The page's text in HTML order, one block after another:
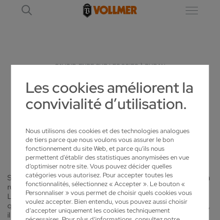
Les cookies améliorent la
convivialité d’utilisation.
Nous utilisons des cookies et des technologies analogues
de tiers parce que nous voulons vous assurer le bon
fonctionnement du site Web, et parce qu’ils nous
permettent d'établir des statistiques anonymisées en vue
d’optimiser notre site. Vous pouvez décider quelles
catégories vous autorisez. Pour accepter toutes les
fonctionnalités, sélectionnez « Accepter ». Le bouton «
Personnaliser » vous permet de choisir quels cookies vous
voulez accepter. Bien entendu, vous pouvez aussi choisir
d’accepter uniquement les cookies techniquement
SAVOIR-FAIRE SUR LES SCIES À RUBAN
AFFÛTAGE, USINAGE ET ENTRETIEN
SAVOIR-FAIRE SUR LES SCIES À RUBAN
Seuls un affûtage et un entretien professionnels font des scies à
ruban des outils productifs et efficaces dans la durée.
L'entretien et le traitement de vos scies à ruban influence leur
qualité de coupe. Pour obtenir des qualités de coupe optimales,
il est important de savoir comment traiter correctement une